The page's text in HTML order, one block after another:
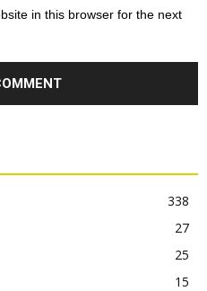
in this browser for the next
338
27
25
15